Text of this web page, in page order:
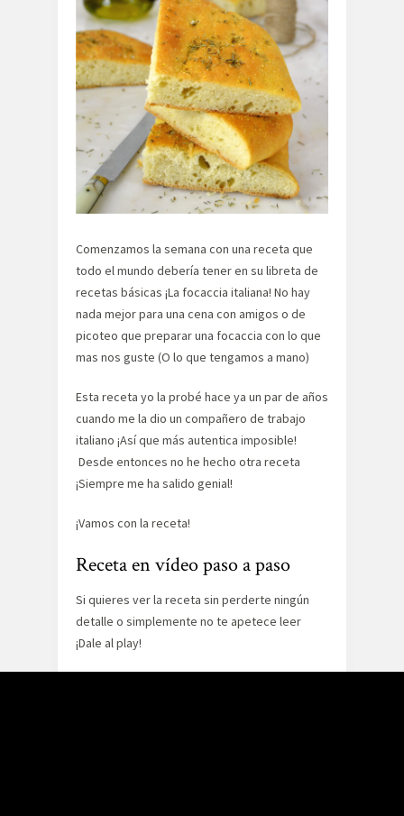
Comenzamos la semana con una receta que
todo el mundo debería tener en su libreta de
recetas básicas ¡La focaccia italiana! No hay
nada mejor para una cena con amigos o de
picoteo que preparar una focaccia con lo que
mas nos guste (O lo que tengamos a mano)
Esta receta yo la probé hace ya un par de años
cuando me la dio un compañero de trabajo
italiano ¡Así que más autentica imposible!
Desde entonces no he hecho otra receta
¡Siempre me ha salido genial!
¡Vamos con la receta!
Receta en vídeo paso a paso
Si quieres ver la receta sin perderte ningún
detalle o simplemente no te apetece leer
¡Dale al play!